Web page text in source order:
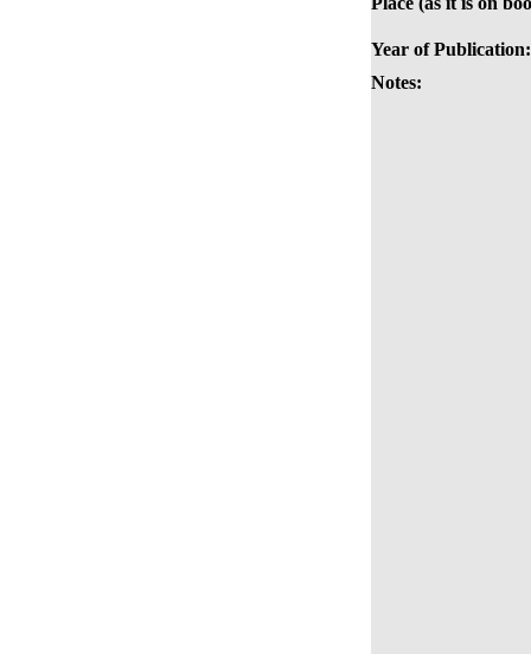
Year of Publication:
Notes: